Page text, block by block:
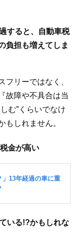
すると、自動車税
負担も増えてしま
フリーではなく、
故障や不具合は当
む”くらいでなけ
もしれません。
金が高い
いる!?かもしれな